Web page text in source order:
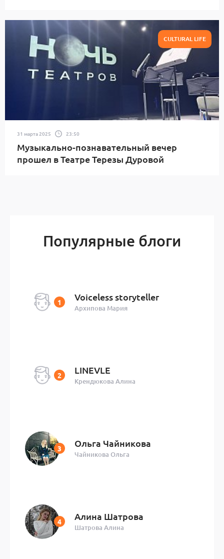
CULTURAL LIFE
31 марта 2025 23:50
Музыкально-познавательный вечер
прошел в Театре Терезы Дуровой
Популярные блоги
Voiceless storyteller
Архипова Мария
LINEVLE
Крендюкова Алина
Ольга Чайникова
Чайникова Ольга
Алина Шатрова
Шатрова Алина